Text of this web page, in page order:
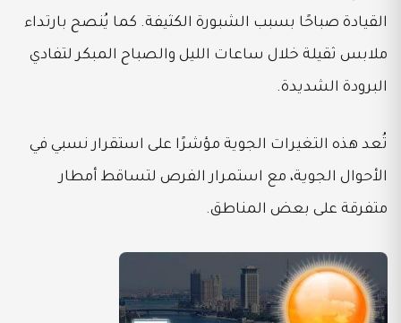
القيادة صباحًا بسبب الشبورة الكثيفة. كما يُنصح بارتداء
ملابس ثقيلة خلال ساعات الليل والصباح المبكر لتفادي
البرودة الشديدة.
تُعد هذه التغيرات الجوية مؤشرًا على استقرار نسبي في
الأحوال الجوية، مع استمرار الفرص لتساقط أمطار
متفرقة على بعض المناطق.